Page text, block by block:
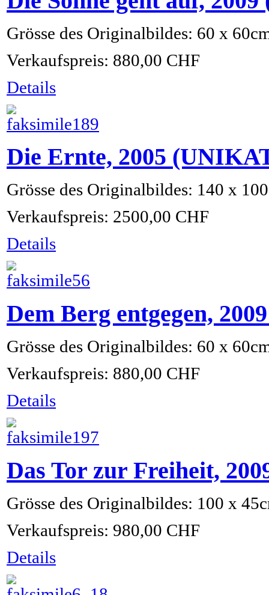
Grösse des Originalbildes: 60 x
Verkaufspreis: 880,00 CHF
Details
Die Ernte, 2005
Grösse des Originalbildes: 140 x
Verkaufspreis: 2500,00 CHF
Details
Dem Berg entgegen,
Grösse des Originalbildes: 60 x
Verkaufspreis: 880,00 CHF
Details
Das Tor zur Freiheit,
Grösse des Originalbildes: 100 x
Verkaufspreis: 980,00 CHF
Details